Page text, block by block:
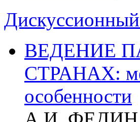
ВЕДЕНИЕ
СТРАНАХ:
особенности